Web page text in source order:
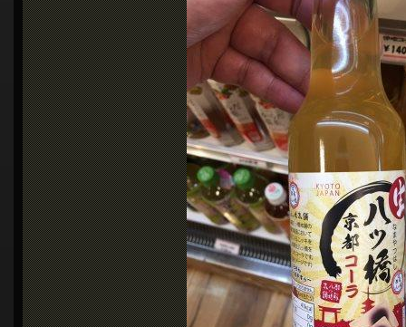
ビ
ゲ
ー
シ
ョ
ン